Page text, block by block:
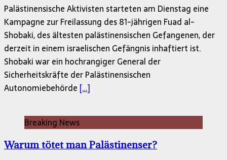
Palästinensische Aktivisten starteten am Dienstag eine
Kampagne zur Freilassung des 81-jährigen Fuad al-
Shobaki, des ältesten palästinensischen Gefangenen, der
derzeit in einem israelischen Gefängnis inhaftiert ist.
Shobaki war ein hochrangiger General der
Sicherheitskräfte der Palästinensischen
Autonomiebehörde […]
Breaking News
Warum tötet man Palästinenser?